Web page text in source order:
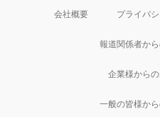
会社概要 プライバ
報道関係者か
企業様から
一般の皆様か